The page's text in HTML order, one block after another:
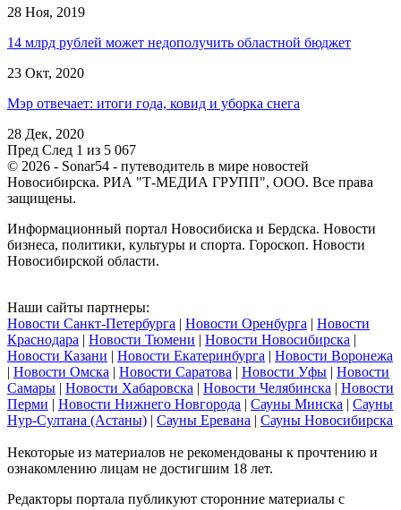
28 Ноя, 2019
14 млрд рублей может недополучить областной бюджет
23 Окт, 2020
Мэр отвечает: итоги года, ковид и уборка снега
28 Дек, 2020
Пред След 1 из 5 067
© 2026 - Sonar54 - путеводитель в мире новостей
Новосибирска. РИА "Т-МЕДИА ГРУПП", ООО. Все права
защищены.
Информационный портал Новосибиска и Бердска. Новости
бизнеса, политики, культуры и спорта. Гороскоп. Новости
Новосибирской области.
Наши сайты партнеры:
Новости Санкт-Петербурга | Новости Оренбурга | Новости
Краснодара | Новости Тюмени | Новости Новосибирска |
Новости Казани | Новости Екатеринбурга | Новости Воронежа
| Новости Омска | Новости Саратова | Новости Уфы | Новости
Самары | Новости Хабаровска | Новости Челябинска | Новости
Перми | Новости Нижнего Новгорода | Сауны Минска | Сауны
Нур-Султана (Астаны) | Сауны Еревана | Сауны Новосибирска
Некоторые из материалов не рекомендованы к прочтению и
ознакомлению лицам не достигшим 18 лет.
Редакторы портала публикуют сторонние материалы с